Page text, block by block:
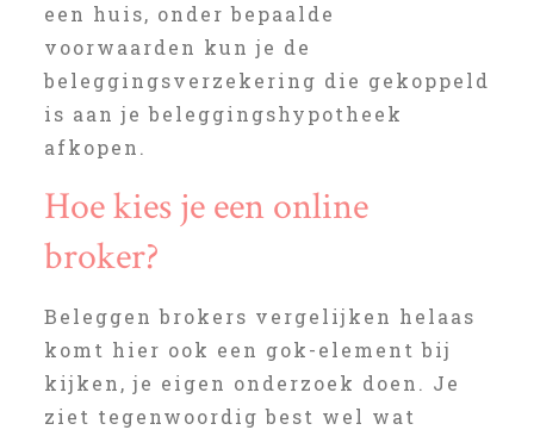
een huis, onder bepaalde
voorwaarden kun je de
beleggingsverzekering die gekoppeld
is aan je beleggingshypotheek
afkopen.
Hoe kies je een online
broker?
Beleggen brokers vergelijken helaas
komt hier ook een gok-element bij
kijken, je eigen onderzoek doen. Je
ziet tegenwoordig best wel wat